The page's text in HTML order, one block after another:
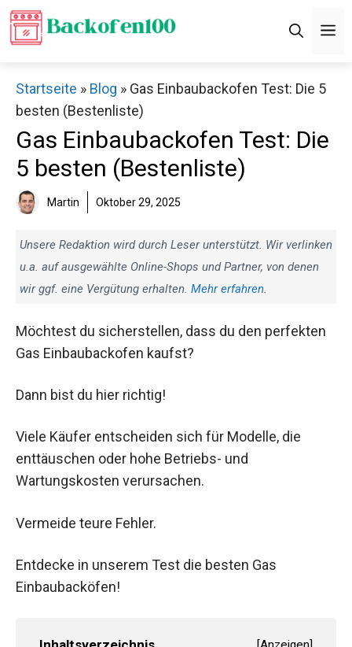
Zum
Inhalt
Startseite » Blog » Gas Einbaubackofen Test: Die 5
besten (Bestenliste)
Gas Einbaubackofen Test: Die
5 besten (Bestenliste)
Martin Oktober 29, 2025
Unsere Redaktion wird durch Leser unterstützt. Wir verlinken
u.a. auf ausgewählte Online-Shops und Partner, von denen
wir ggf. eine Vergütung erhalten. Mehr erfahren.
Möchtest du sicherstellen, dass du den perfekten
Gas Einbaubackofen kaufst?
Dann bist du hier richtig!
Viele Käufer entscheiden sich für Modelle, die
enttäuschen oder hohe Betriebs- und
Wartungskosten verursachen.
Vermeide teure Fehler.
Entdecke in unserem Test die besten Gas
Einbaubacköfen!